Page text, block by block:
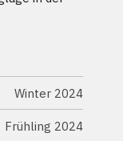
Winter 2024
Frühling 2024